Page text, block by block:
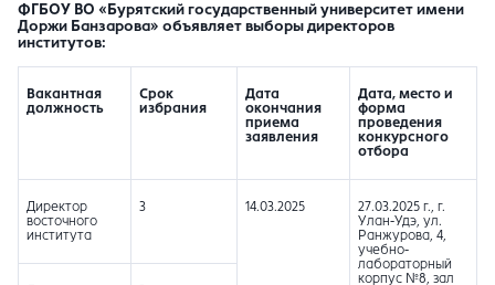
ФГБОУ ВО «Бурятский государственный университет имени
Доржи Банзарова» объявляет выборы директоров
институтов:
Вакантная
должность
Срок
избрания
Дата
окончания
приема
заявления
Дата, место и
форма
проведения
конкурсного
отбора
Директор
восточного
института
3 14.03.2025
27.03.2025 г., г.
Улан-Удэ, ул.
Ранжурова, 4,
учебно-
лабораторный
корпус №8, зал